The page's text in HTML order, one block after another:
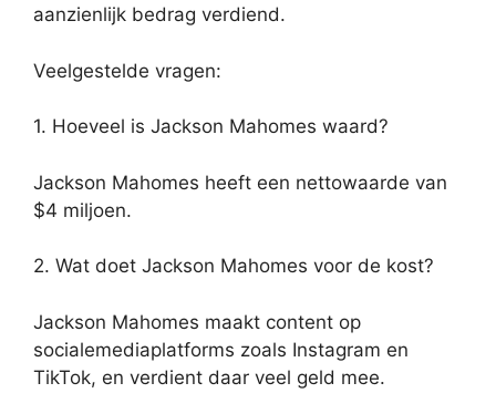
aanzienlijk bedrag verdiend.
Veelgestelde vragen:
1. Hoeveel is Jackson Mahomes waard?
Jackson Mahomes heeft een nettowaarde van
$4 miljoen.
2. Wat doet Jackson Mahomes voor de kost?
Jackson Mahomes maakt content op
socialemediaplatforms zoals Instagram en
TikTok, en verdient daar veel geld mee.